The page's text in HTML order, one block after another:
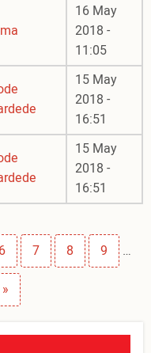
16 May
2018 -
11:05
15 May
2018 -
16:51
15 May
2018 -
16:51
Page
6 Page
7 Page
8 Page
9 …